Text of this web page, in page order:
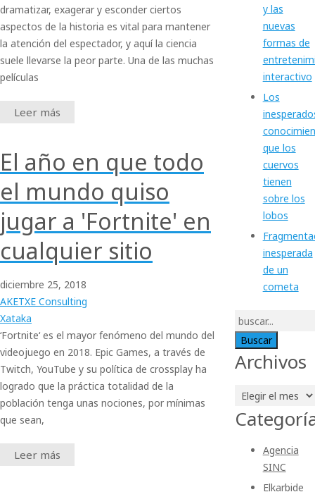
dramatizar, exagerar y esconder ciertos
aspectos de la historia es vital para mantener
la atención del espectador, y aquí la ciencia
suele llevarse la peor parte. Una de las muchas
películas
Leer más
El año en que todo
el mundo quiso
jugar a 'Fortnite' en
cualquier sitio
diciembre 25, 2018
AKETXE Consulting
Xataka
‘Fortnite‘ es el mayor fenómeno del mundo del
videojuego en 2018. Epic Games, a través de
Twitch, YouTube y su política de crossplay ha
logrado que la práctica totalidad de la
población tenga unas nociones, por mínimas
que sean,
Leer más
y las
nuevas
formas de
interactivo
Los
que los
cuervos
tienen
sobre los
lobos
inesperada
de un
cometa
Archivos
Archivos
Agencia
SINC
Elkarbide